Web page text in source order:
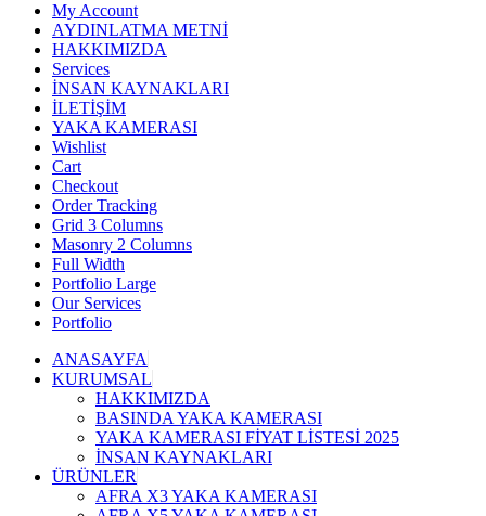
My Account
AYDINLATMA METNİ
HAKKIMIZDA
Services
İNSAN KAYNAKLARI
İLETİŞİM
YAKA KAMERASI
Wishlist
Cart
Checkout
Order Tracking
Grid 3 Columns
Masonry 2 Columns
Full Width
Portfolio Large
Our Services
Portfolio
ANASAYFA
KURUMSAL
HAKKIMIZDA
BASINDA YAKA KAMERASI
YAKA KAMERASI FİYAT LİSTESİ 2025
İNSAN KAYNAKLARI
ÜRÜNLER
AFRA X3 YAKA KAMERASI